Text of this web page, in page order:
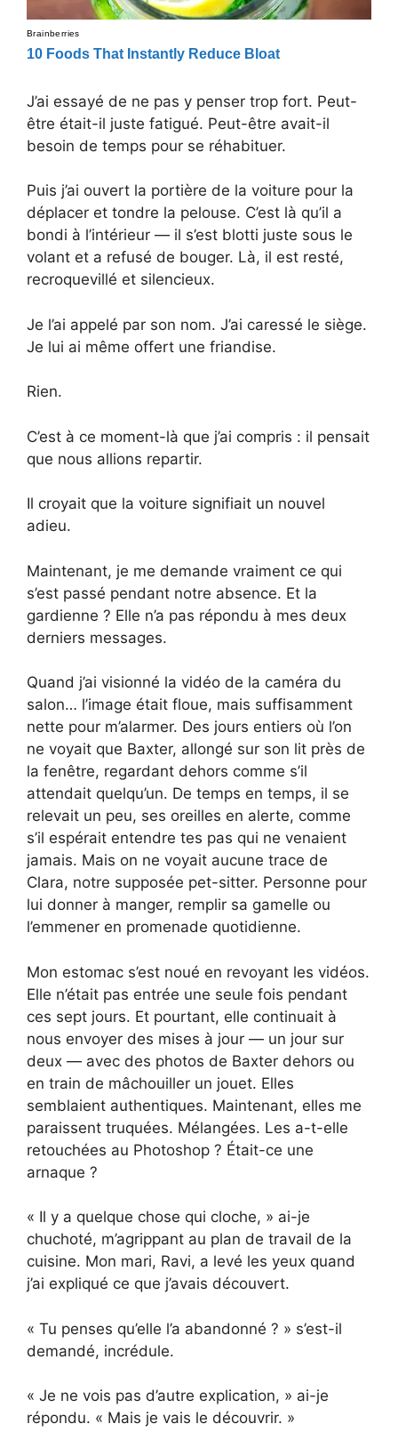
J’ai essayé de ne pas y penser trop fort. Peut-
être était-il juste fatigué. Peut-être avait-il
besoin de temps pour se réhabituer.
Puis j’ai ouvert la portière de la voiture pour la
déplacer et tondre la pelouse. C’est là qu’il a
bondi à l’intérieur — il s’est blotti juste sous le
volant et a refusé de bouger. Là, il est resté,
recroquevillé et silencieux.
Je l’ai appelé par son nom. J’ai caressé le siège.
Je lui ai même offert une friandise.
Rien.
C’est à ce moment-là que j’ai compris : il pensait
que nous allions repartir.
Il croyait que la voiture signifiait un nouvel
adieu.
Maintenant, je me demande vraiment ce qui
s’est passé pendant notre absence. Et la
gardienne ? Elle n’a pas répondu à mes deux
derniers messages.
Quand j’ai visionné la vidéo de la caméra du
salon… l’image était floue, mais suffisamment
nette pour m’alarmer. Des jours entiers où l’on
ne voyait que Baxter, allongé sur son lit près de
la fenêtre, regardant dehors comme s’il
attendait quelqu’un. De temps en temps, il se
relevait un peu, ses oreilles en alerte, comme
s’il espérait entendre tes pas qui ne venaient
jamais. Mais on ne voyait aucune trace de
Clara, notre supposée pet-sitter. Personne pour
lui donner à manger, remplir sa gamelle ou
l’emmener en promenade quotidienne.
Mon estomac s’est noué en revoyant les vidéos.
Elle n’était pas entrée une seule fois pendant
ces sept jours. Et pourtant, elle continuait à
nous envoyer des mises à jour — un jour sur
deux — avec des photos de Baxter dehors ou
en train de mâchouiller un jouet. Elles
semblaient authentiques. Maintenant, elles me
paraissent truquées. Mélangées. Les a-t-elle
retouchées au Photoshop ? Était-ce une
arnaque ?
« Il y a quelque chose qui cloche, » ai-je
chuchoté, m’agrippant au plan de travail de la
cuisine. Mon mari, Ravi, a levé les yeux quand
j’ai expliqué ce que j’avais découvert.
« Tu penses qu’elle l’a abandonné ? » s’est-il
demandé, incrédule.
« Je ne vois pas d’autre explication, » ai-je
répondu. « Mais je vais le découvrir. »